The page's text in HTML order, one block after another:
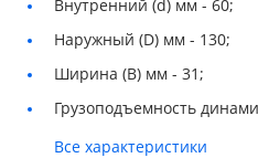
Внутренний (d) мм - 60;
Наружный (D) мм - 130;
Ширина (B) мм - 31;
Грузоподъемность
Все характеристики